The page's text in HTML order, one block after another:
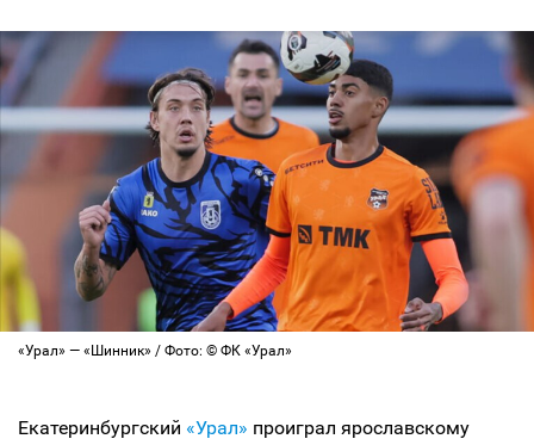
«Урал» — «Шинник» / Фото: © ФК «Урал»
Екатеринбургский «Урал» проиграл ярославскому